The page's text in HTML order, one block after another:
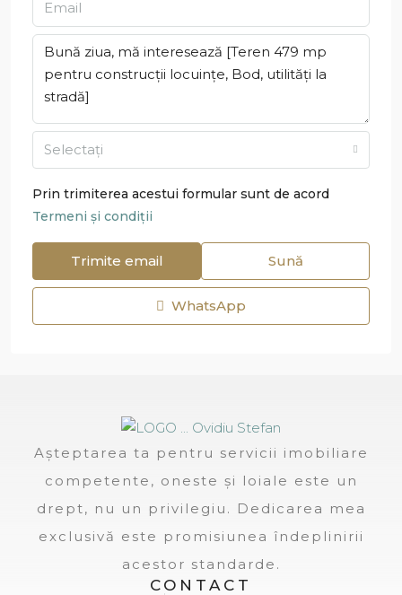
Selectați
Prin trimiterea acestui formular sunt de acord
Termeni și condiții
Trimite email Sună
WhatsApp
Așteptarea ta pentru servicii imobiliare
competente, oneste și loiale este un
drept, nu un privilegiu. Dedicarea mea
exclusivă este promisiunea îndeplinirii
acestor standarde.
CONTACT